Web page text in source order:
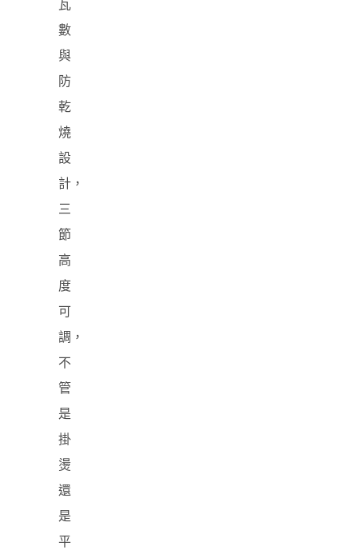
瓦
數
與
防
乾
燒
設
計，
三
節
高
度
可
調，
不
管
是
掛
燙
還
是
平